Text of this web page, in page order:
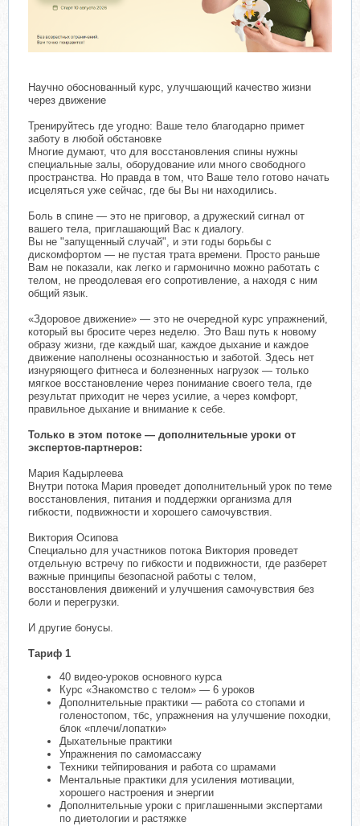
Научно обоснованный курс, улучшающий качество жизни
через движение
Тренируйтесь где угодно: Ваше тело благодарно примет
заботу в любой обстановке
Многие думают, что для восстановления спины нужны
специальные залы, оборудование или много свободного
пространства. Но правда в том, что Ваше тело готово начать
исцеляться уже сейчас, где бы Вы ни находились.
Боль в спине — это не приговор, а дружеский сигнал от
вашего тела, приглашающий Вас к диалогу.
Вы не "запущенный случай", и эти годы борьбы с
дискомфортом — не пустая трата времени. Просто раньше
Вам не показали, как легко и гармонично можно работать с
телом, не преодолевая его сопротивление, а находя с ним
общий язык.
«Здоровое движение» — это не очередной курс упражнений,
который вы бросите через неделю. Это Ваш путь к новому
образу жизни, где каждый шаг, каждое дыхание и каждое
движение наполнены осознанностью и заботой. Здесь нет
изнуряющего фитнеса и болезненных нагрузок — только
мягкое восстановление через понимание своего тела, где
результат приходит не через усилие, а через комфорт,
правильное дыхание и внимание к себе.
Только в этом потоке — дополнительные уроки от
экспертов-партнеров:
Мария Кадырлеева
Внутри потока Мария проведет дополнительный урок по теме
восстановления, питания и поддержки организма для
гибкости, подвижности и хорошего самочувствия.
Виктория Осипова
Специально для участников потока Виктория проведет
отдельную встречу по гибкости и подвижности, где разберет
важные принципы безопасной работы с телом,
восстановления движений и улучшения самочувствия без
боли и перегрузки.
И другие бонусы.
Тариф 1
40 видео-уроков основного курса
Курс «Знакомство с телом» — 6 уроков
Дополнительные практики — работа со стопами и
голеностопом, тбс, упражнения на улучшение походки,
блок «плечи/лопатки»
Дыхательные практики
Упражнения по самомассажу
Техники тейпирования и работа со шрамами
Ментальные практики для усиления мотивации,
хорошего настроения и энергии
Дополнительные уроки с приглашенными экспертами
по диетологии и растяжке